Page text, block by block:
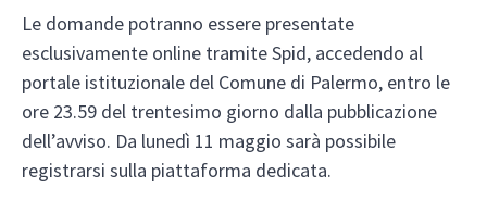
Le domande potranno essere presentate
esclusivamente online tramite Spid, accedendo al
portale istituzionale del Comune di Palermo, entro le
ore 23.59 del trentesimo giorno dalla pubblicazione
dell’avviso. Da lunedì 11 maggio sarà possibile
registrarsi sulla piattaforma dedicata.